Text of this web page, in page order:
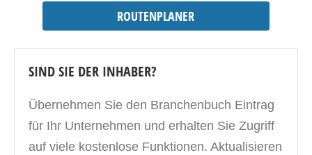
ROUTENPLANER
SIND SIE DER INHABER?
Übernehmen Sie den Branchenbuch Eintrag
für Ihr Unternehmen und erhalten Sie Zugriff
auf viele kostenlose Funktionen. Aktualisieren